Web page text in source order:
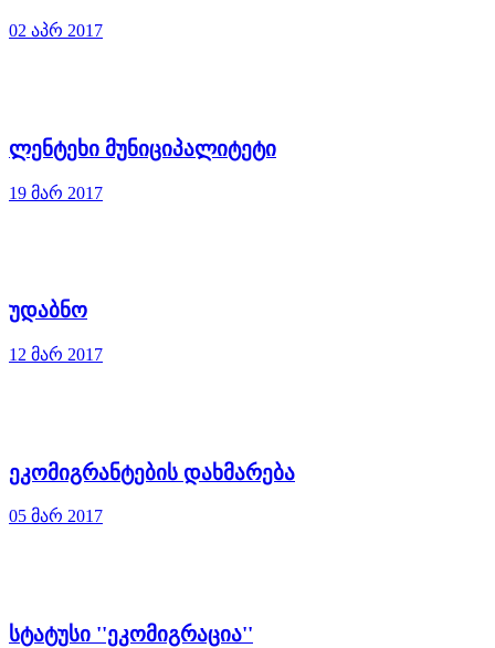
02 აპრ 2017
ლენტეხი მუნიციპალიტეტი
19 მარ 2017
უდაბნო
12 მარ 2017
ეკომიგრანტების დახმარება
05 მარ 2017
სტატუსი ''ეკომიგრაცია''